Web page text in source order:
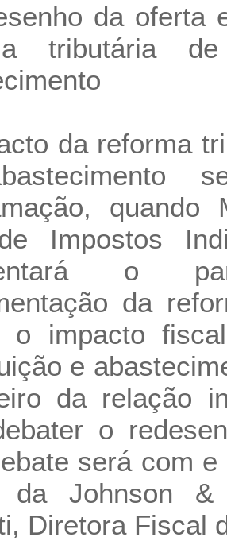
da oferta
tributária
da reforma
Impostos
o
da
o impacto
e
da relação
o
será com
da Johnson
Diretora Fiscal